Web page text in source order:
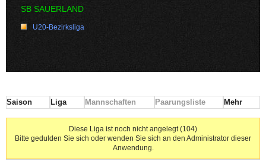
SB SAUERLAND
U20-Bezirksliga
Saison Liga Mannschaften Paarungsliste Mehr
Diese Liga ist noch nicht angelegt (104)
Bitte gedulden Sie sich oder wenden Sie sich an den Administrator dieser
Anwendung.